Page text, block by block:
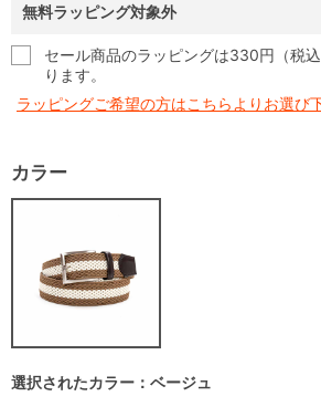
無料ラッピング対象外
セール商品のラッピングは330円（税
ります。
ラッピングご希望の方はこちらよりお選び
カラー
選択されたカラー：ベージュ